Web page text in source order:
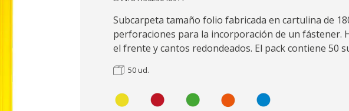
Subcarpeta tamaño folio fabricada en cartulina de
perforaciones para la incorporación de un fástener.
el frente y cantos redondeados. El pack contiene 50
50 ud.